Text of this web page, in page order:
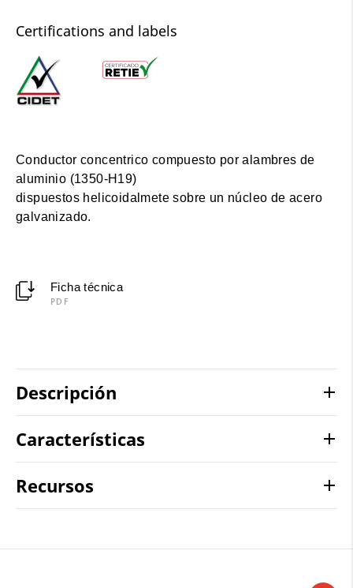
Certifications and labels
Conductor concentrico compuesto por alambres de
aluminio (1350-H19)
dispuestos helicoidalmete sobre un núcleo de acero
galvanizado.
Ficha técnica
PDF
Descripción
Características
Recursos